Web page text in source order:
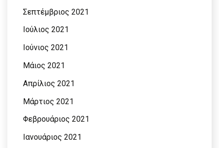
Σεπτέμβριος 2021
Ιούλιος 2021
Ιούνιος 2021
Μάιος 2021
Απρίλιος 2021
Μάρτιος 2021
Φεβρουάριος 2021
Ιανουάριος 2021